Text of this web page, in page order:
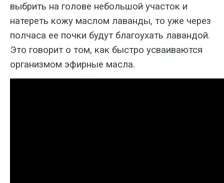
выбрить на голове небольшой участок и
натереть кожу маслом лаван­ды, то уже через
полчаса ее почки будут благоухать лавандой.
Это говорит о том, как быстро усваиваются
организмом эфирные масла.